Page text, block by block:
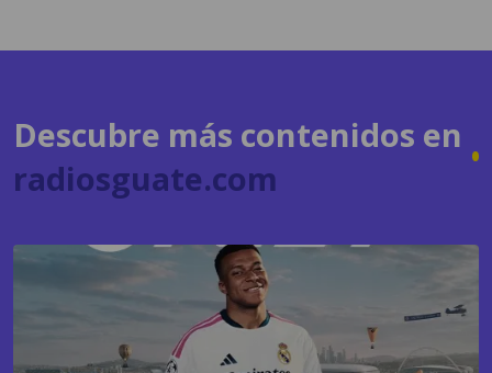
radiosguate.com